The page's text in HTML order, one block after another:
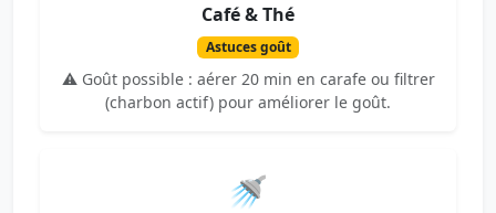
Café & Thé
Astuces goût
⚠️ Goût possible : aérer 20 min en carafe ou filtrer
(charbon actif) pour améliorer le goût.
🚿